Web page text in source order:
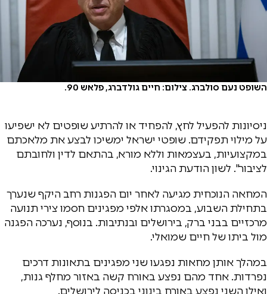
השופט נעם סולברג. צילום: חיים גולדברג, פלאש 90.
ניסיונות להפעיל לחץ, להפחיד או להרתיע שופטים לא ישפיעו
על מילוי תפקידם. שופטי ישראל ימשיכו לבצע את מלאכתם
במקצועיות, בעצמאות וללא מורא, בהתאם לדין ולחובתם
לציבור". לשון הודעת הגינוי.
המחאה הנוכחית מגיעה לאחר יום הפגנות רחב היקף שנערך
בתחילת השבוע, במסגרתו אלפי מפגינים חסמו צירי תנועה
מרכזיים בבני ברק, בירושלים ובנתיבות. בנוסף, נערכה הפגנה
מול ביתו של חיים שמואלי.
במהלך אותן מחאות נפגעו שני מפגינים בתאונות דרכים
נפרדות. אחד מהם נפצע באורח קשה באזור מחלף גנות,
ואילו השני נפצע באורח בינוני בכניסה לירושלים.